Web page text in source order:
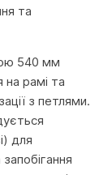
та
540 мм
на рамі та
з петлями.
для